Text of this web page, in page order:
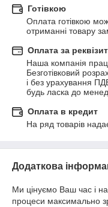
Готівкою
Оплата готівкою
отриманні товару
Оплата за
Наша компанія
Безготівковий
і без урахування
будь ласка до
Оплата в кредит
На ряд товарів
Додаткова
Ми цінуємо Ваш час і
процеси максимально